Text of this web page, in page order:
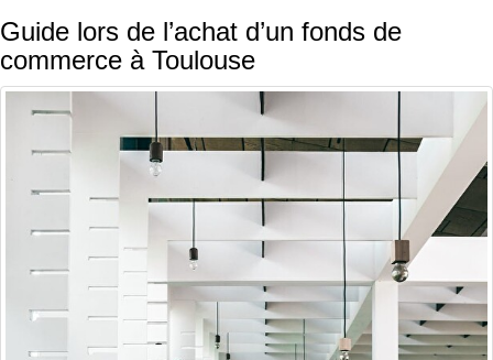
Guide lors de l’achat d’un fonds de
commerce à Toulouse